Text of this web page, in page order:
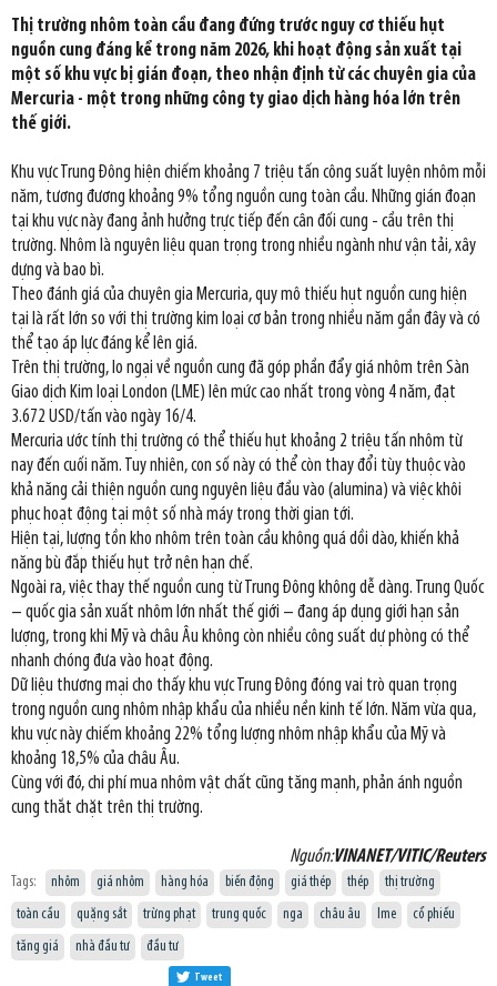
Thị trường nhôm toàn cầu đang đứng trước nguy cơ thiếu hụt
nguồn cung đáng kể trong năm 2026, khi hoạt động sản xuất tại
một số khu vực bị gián đoạn, theo nhận định từ các chuyên gia của
Mercuria - một trong những công ty giao dịch hàng hóa lớn trên
thế giới.
Khu vực Trung Đông hiện chiếm khoảng 7 triệu tấn công suất luyện nhôm mỗi
năm, tương đương khoảng 9% tổng nguồn cung toàn cầu. Những gián đoạn
tại khu vực này đang ảnh hưởng trực tiếp đến cân đối cung - cầu trên thị
trường. Nhôm là nguyên liệu quan trọng trong nhiều ngành như vận tải, xây
dựng và bao bì.
Theo đánh giá của chuyên gia Mercuria, quy mô thiếu hụt nguồn cung hiện
tại là rất lớn so với thị trường kim loại cơ bản trong nhiều năm gần đây và có
thể tạo áp lực đáng kể lên giá.
Trên thị trường, lo ngại về nguồn cung đã góp phần đẩy giá nhôm trên Sàn
Giao dịch Kim loại London (LME) lên mức cao nhất trong vòng 4 năm, đạt
3.672 USD/tấn vào ngày 16/4.
Mercuria ước tính thị trường có thể thiếu hụt khoảng 2 triệu tấn nhôm từ
nay đến cuối năm. Tuy nhiên, con số này có thể còn thay đổi tùy thuộc vào
khả năng cải thiện nguồn cung nguyên liệu đầu vào (alumina) và việc khôi
phục hoạt động tại một số nhà máy trong thời gian tới.
Hiện tại, lượng tồn kho nhôm trên toàn cầu không quá dồi dào, khiến khả
năng bù đắp thiếu hụt trở nên hạn chế.
Ngoài ra, việc thay thế nguồn cung từ Trung Đông không dễ dàng. Trung Quốc
– quốc gia sản xuất nhôm lớn nhất thế giới – đang áp dụng giới hạn sản
lượng, trong khi Mỹ và châu Âu không còn nhiều công suất dự phòng có thể
nhanh chóng đưa vào hoạt động.
Dữ liệu thương mại cho thấy khu vực Trung Đông đóng vai trò quan trọng
trong nguồn cung nhôm nhập khẩu của nhiều nền kinh tế lớn. Năm vừa qua,
khu vực này chiếm khoảng 22% tổng lượng nhôm nhập khẩu của Mỹ và
khoảng 18,5% của châu Âu.
Cùng với đó, chi phí mua nhôm vật chất cũng tăng mạnh, phản ánh nguồn
cung thắt chặt trên thị trường.
Nguồn:VINANET/VITIC/Reuters
Tags: nhôm giá nhôm hàng hóa biến động giá thép thép
thị trường
toàn cầu
quặng sắt trừng phạt trung quốc nga châu âu lme
cổ phiếu
tăng giá
nhà đầu tư đầu tư
Tweet